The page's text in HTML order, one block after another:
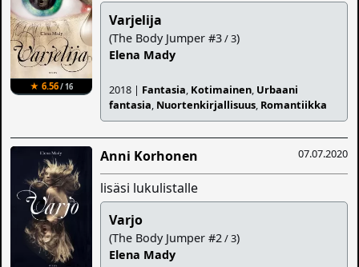
★ 6.56/ 16
Varjelija
(The Body Jumper #3/ 3)
Elena Mady
2018 | Fantasia, Kotimainen, Urbaani
fantasia, Nuortenkirjallisuus, Romantiikka
07.07.2020
Anni Korhonen
lisäsi lukulistalle
Varjo
(The Body Jumper #2/ 3)
Elena Mady